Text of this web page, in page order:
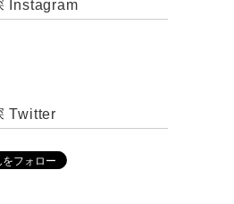
Instagram
Twitter